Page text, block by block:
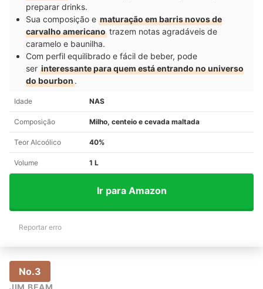
preparar drinks.
Sua composição e maturação em barris novos de
carvalho americano trazem notas agradáveis de
caramelo e baunilha.
Com perfil equilibrado e fácil de beber, pode
ser interessante para quem está entrando no universo
do bourbon.
Idade NAS
Composição Milho, centeio e cevada maltada
Teor Alcoólico 40%
Volume 1 L
Ir para Amazon
Reportar erro
No.3
JIM BEAM